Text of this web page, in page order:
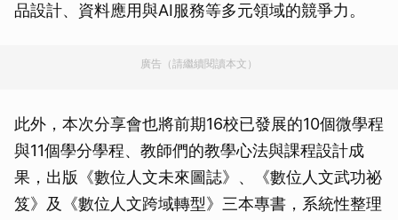
品設計、資料應用與AI服務等多元領域的競爭力。
廣告（請繼續閱讀本文）
此外，本次分享會也將前期16校已發展的10個微學程
與11個學分學程、教師們的教學心法與課程設計成
果，出版《數位人文未來圖誌》、《數位人文武功祕
笈》及《數位人文跨域轉型》三本專書，系統性整理